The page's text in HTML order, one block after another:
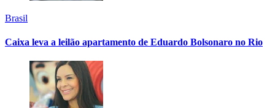
Brasil
Caixa leva a leilão apartamento de Eduardo Bolsonaro no Rio